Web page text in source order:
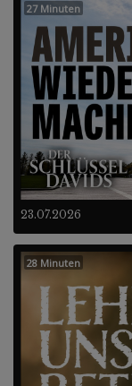
23.07.2026
27 Minuten
28 Minuten